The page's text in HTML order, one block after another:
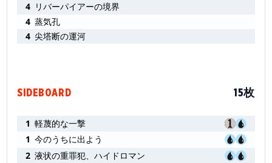
4 リバーパイアーの境界
4 蒸気孔
4 尖塔断の運河
SIDEBOARD 15枚
1 軽蔑的な一撃
1 今のうちに出よう
2 液状の重罪犯、ハイドロマン